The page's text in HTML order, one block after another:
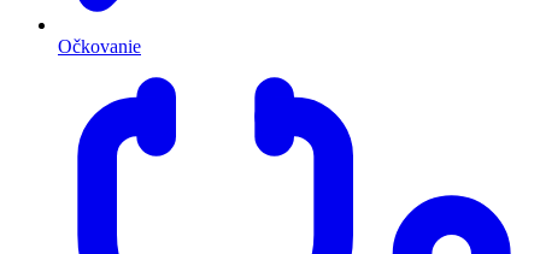
Očkovanie